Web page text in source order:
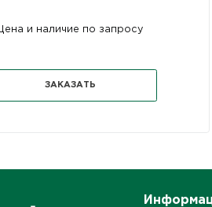
Цена и наличие по запросу
ЗАКАЗАТЬ